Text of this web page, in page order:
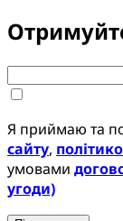
Я приймаю та
сайту,
умовами
угоди)